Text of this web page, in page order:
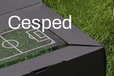
Cesped